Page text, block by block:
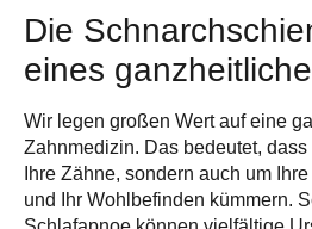
Die
eines
Wir legen großen Wert auf eine
Zahnmedizin. Das bedeutet,
Ihre Zähne, sondern auch um Ihre
und Ihr Wohlbefinden kümmern.